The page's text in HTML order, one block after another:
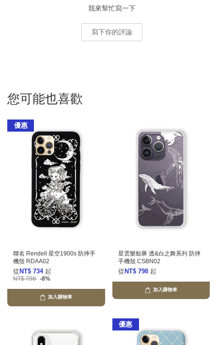
我來幫忙寫一下
寫下你的評論
您可能也喜歡
優惠
聯名 Rendell 星空1900s 防摔手
機殼 RDAA02
從 NT$ 734 起
NT$ 798 -8%
加入購物車
星雲樂鯨豚 透&白之舞系列 防摔
手機殼 CSBN02
從 NT$ 798 起
加入購物車
優惠